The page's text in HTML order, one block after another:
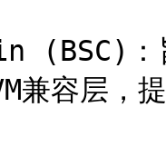
(BSC)：
兼容层，